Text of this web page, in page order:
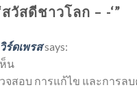
สวัสดีชาวโลก – -‘”
ร์ดเพรสsays:
น
จสอบ การแก้ไข และการ